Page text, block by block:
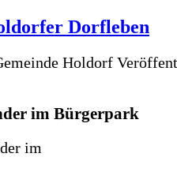
Dorfleben
Holdorf
im Bürgerpark